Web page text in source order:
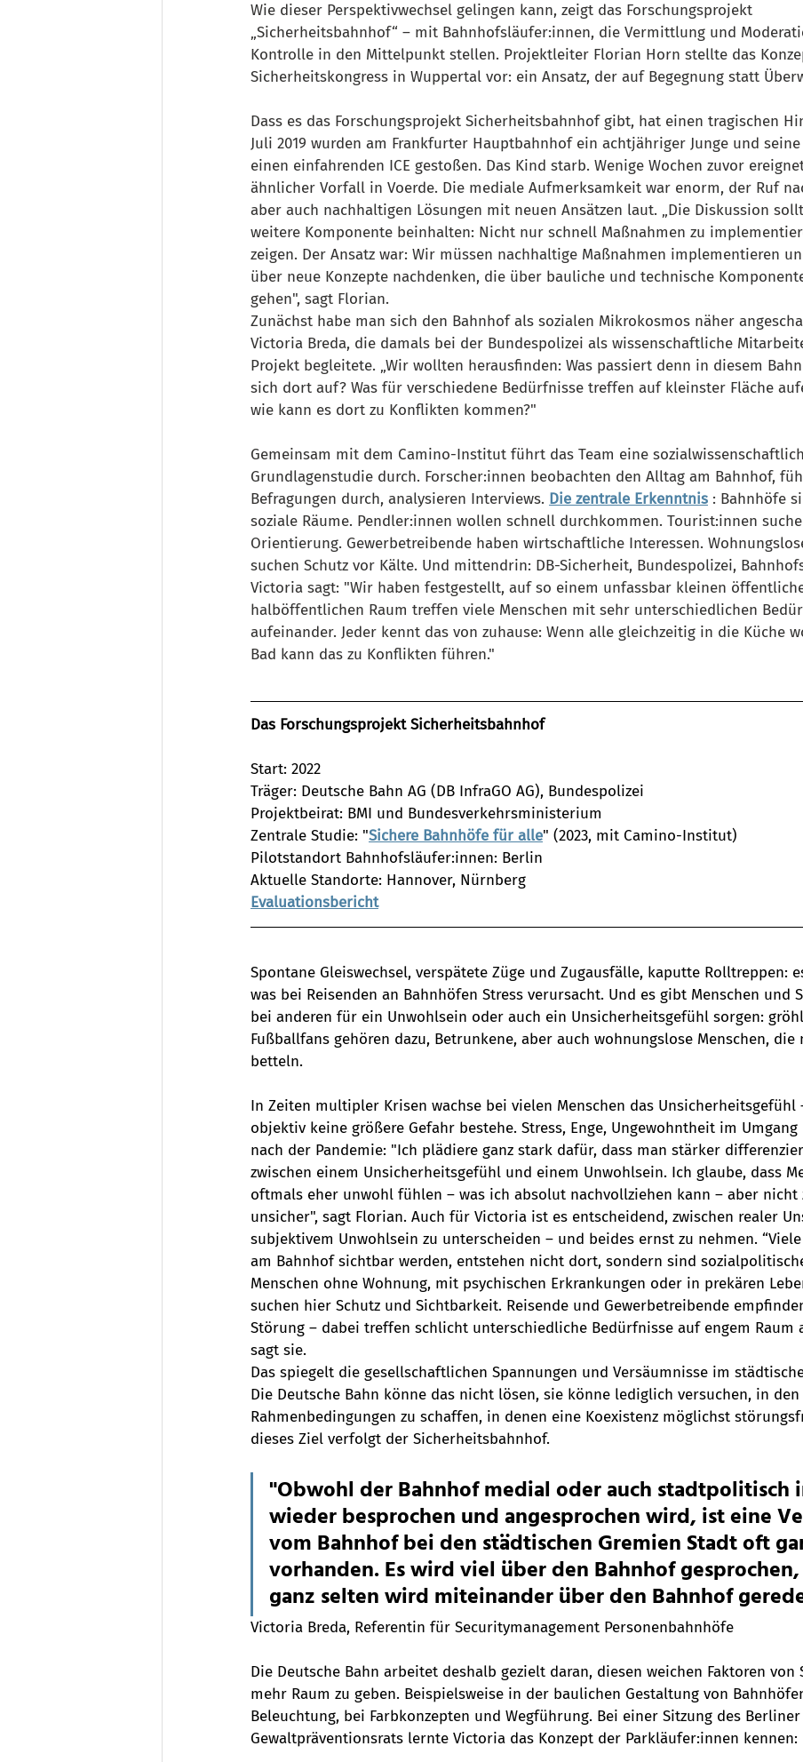
Wie dieser Perspektivwechsel gelingen kann, zeigt das Forschungsprojekt
„Sicherheitsbahnhof“ – mit Bahnhofsläufer:innen, die Vermittlung und
Kontrolle in den Mittelpunkt stellen. Projektleiter Florian Horn stellte das
Sicherheitskongress in Wuppertal vor: ein Ansatz, der auf Begegnung statt
Dass es das Forschungsprojekt Sicherheitsbahnhof gibt, hat einen tragischen
Juli 2019 wurden am Frankfurter Hauptbahnhof ein achtjähriger Junge und
einen einfahrenden ICE gestoßen. Das Kind starb. Wenige Wochen zuvor
ähnlicher Vorfall in Voerde. Die mediale Aufmerksamkeit war enorm, der Ruf
aber auch nachhaltigen Lösungen mit neuen Ansätzen laut. „Die Diskussion
weitere Komponente beinhalten: Nicht nur schnell Maßnahmen zu
zeigen. Der Ansatz war: Wir müssen nachhaltige Maßnahmen implementieren
über neue Konzepte nachdenken, die über bauliche und technische
gehen", sagt Florian.
Zunächst habe man sich den Bahnhof als sozialen Mikrokosmos näher
Victoria Breda, die damals bei der Bundespolizei als wissenschaftliche
Projekt begleitete. „Wir wollten herausfinden: Was passiert denn in diesem
sich dort auf? Was für verschiedene Bedürfnisse treffen auf kleinster Fläche
wie kann es dort zu Konflikten kommen?"
Gemeinsam mit dem Camino-Institut führt das Team eine
Grundlagenstudie durch. Forscher:innen beobachten den Alltag am Bahnhof,
Befragungen durch, analysieren Interviews. Die zentrale Erkenntnis : Bahnhöfe
soziale Räume. Pendler:innen wollen schnell durchkommen. Tourist:innen
Orientierung. Gewerbetreibende haben wirtschaftliche Interessen.
suchen Schutz vor Kälte. Und mittendrin: DB-Sicherheit, Bundespolizei,
Victoria sagt: "Wir haben festgestellt, auf so einem unfassbar kleinen
halböffentlichen Raum treffen viele Menschen mit sehr unterschiedlichen
aufeinander. Jeder kennt das von zuhause: Wenn alle gleichzeitig in die Küche
Bad kann das zu Konflikten führen."
Das Forschungsprojekt Sicherheitsbahnhof
Start: 2022
Träger: Deutsche Bahn AG (DB InfraGO AG), Bundespolizei
Projektbeirat: BMI und Bundesverkehrsministerium
Zentrale Studie: "Sichere Bahnhöfe für alle" (2023, mit Camino-Institut)
Pilotstandort Bahnhofsläufer:innen: Berlin
Aktuelle Standorte: Hannover, Nürnberg
Evaluationsbericht
Spontane Gleiswechsel, verspätete Züge und Zugausfälle, kaputte Rolltreppen:
was bei Reisenden an Bahnhöfen Stress verursacht. Und es gibt Menschen und
bei anderen für ein Unwohlsein oder auch ein Unsicherheitsgefühl sorgen:
Fußballfans gehören dazu, Betrunkene, aber auch wohnungslose Menschen, die
betteln.
In Zeiten multipler Krisen wachse bei vielen Menschen das
objektiv keine größere Gefahr bestehe. Stress, Enge, Ungewohntheit im
nach der Pandemie: "Ich plädiere ganz stark dafür, dass man stärker
zwischen einem Unsicherheitsgefühl und einem Unwohlsein. Ich glaube, dass
oftmals eher unwohl fühlen – was ich absolut nachvollziehen kann – aber nicht
unsicher", sagt Florian. Auch für Victoria ist es entscheidend, zwischen realer
subjektivem Unwohlsein zu unterscheiden – und beides ernst zu nehmen.
am Bahnhof sichtbar werden, entstehen nicht dort, sondern sind
Menschen ohne Wohnung, mit psychischen Erkrankungen oder in prekären
suchen hier Schutz und Sichtbarkeit. Reisende und Gewerbetreibende
Störung – dabei treffen schlicht unterschiedliche Bedürfnisse auf engem Raum
sagt sie.
Das spiegelt die gesellschaftlichen Spannungen und Versäumnisse im
Die Deutsche Bahn könne das nicht lösen, sie könne lediglich versuchen, in
Rahmenbedingungen zu schaffen, in denen eine Koexistenz möglichst
dieses Ziel verfolgt der Sicherheitsbahnhof.
"Obwohl der Bahnhof medial oder auch stadtpolitisch
wieder besprochen und angesprochen wird, ist eine
vom Bahnhof bei den städtischen Gremien Stadt oft
vorhanden. Es wird viel über den Bahnhof
ganz selten wird miteinander über den Bahnhof
Victoria Breda, Referentin für Securitymanagement Personenbahnhöfe
Die Deutsche Bahn arbeitet deshalb gezielt daran, diesen weichen Faktoren von
mehr Raum zu geben. Beispielsweise in der baulichen Gestaltung von
Beleuchtung, bei Farbkonzepten und Wegführung. Bei einer Sitzung des Berliner
Gewaltpräventionsrats lernte Victoria das Konzept der Parkläufer:innen kennen: